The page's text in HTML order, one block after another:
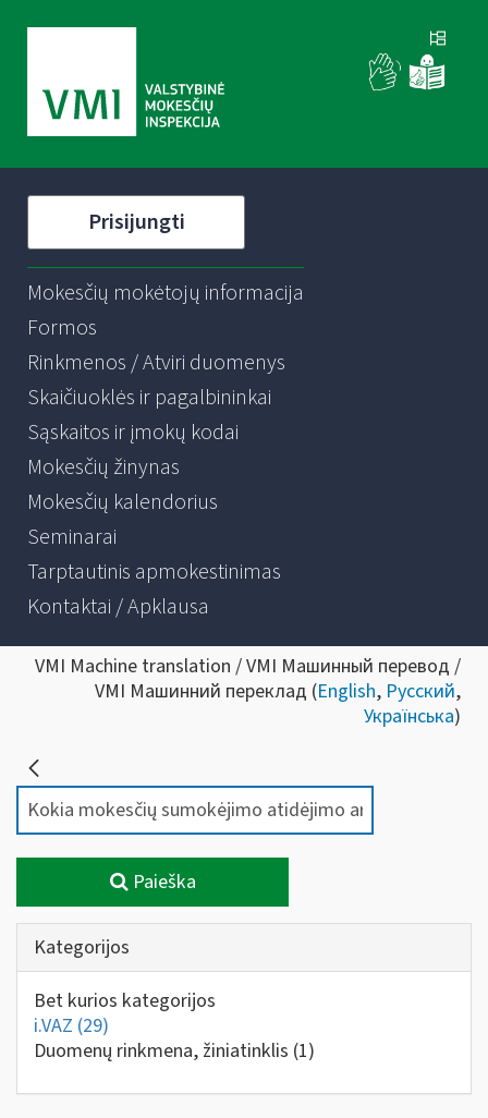
Prisijungti
Mokesčių mokėtojų informacija
Formos
Rinkmenos / Atviri duomenys
Skaičiuoklės ir pagalbininkai
Sąskaitos ir įmokų kodai
Mokesčių žinynas
Mokesčių kalendorius
Seminarai
Tarptautinis apmokestinimas
Kontaktai / Apklausa
VMI Machine translation / VMI Машинный перевод /
VMI Машинний переклад (English, Русский,
Українська)
Paieška
Kategorijos
Bet kurios kategorijos
i.VAZ (29)
Duomenų rinkmena, žiniatinklis (1)